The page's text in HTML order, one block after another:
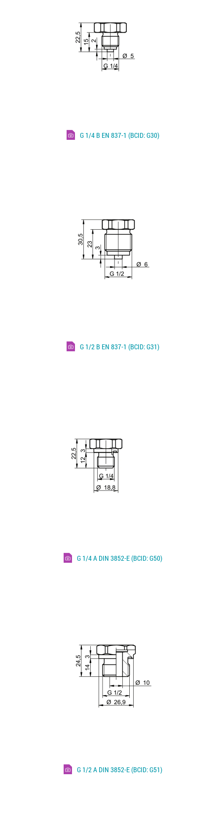
G 1/4 B EN 837-1 (BCID: G30)
G 1/2 B EN 837-1 (BCID: G31)
G 1/4 A DIN 3852-E (BCID: G50)
G 1/2 A DIN 3852-E (BCID: G51)